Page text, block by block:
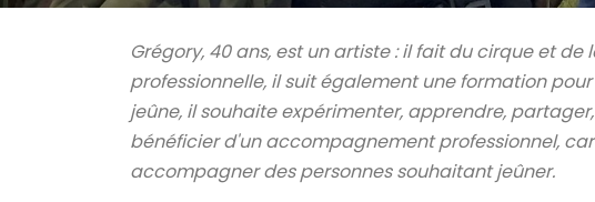
Grégory, 40 ans, est un artiste : il fait du cirque et de
professionnelle, il suit également une formation
jeûne, il souhaite expérimenter, apprendre,
bénéficier d'un accompagnement professionnel,
accompagner des personnes souhaitant jeûner.